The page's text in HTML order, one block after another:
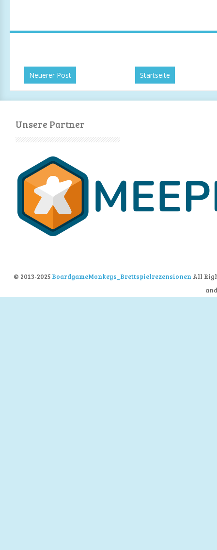
Neuerer Post Startseite
Unsere Partner
© 2013-2025 BoardgameMonkeys_Brettspielrezensionen All